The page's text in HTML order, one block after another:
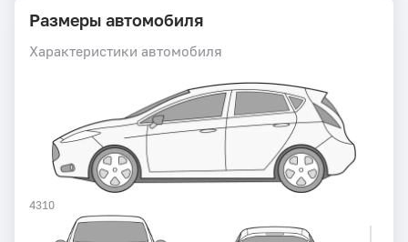
Размеры автомобиля
Характеристики автомобиля
4310